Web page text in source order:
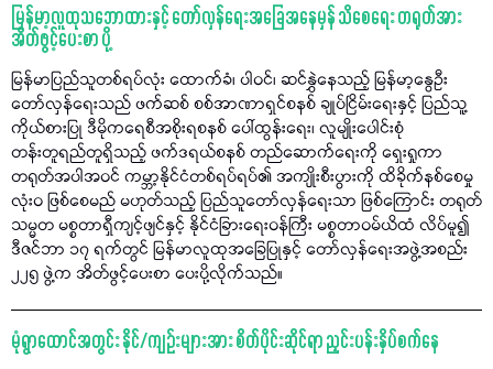
မြန်မာ့လူထုသဘောထားနှင့် တော်လှန်ရေးအခြေအနေမှန် သိစေရေး တရုတ်အား
အိတ်ဖွင့်ပေးစာ ပို့
မြန်မာပြည်သူတစ်ရပ်လုံး ထောက်ခံ၊ ပါဝင်၊ ဆင်နွှဲနေသည့် မြန်မာ့နွေဦး
တော်လှန်ရေးသည် ဖက်ဆစ် စစ်အာဏာရှင်စနစ် ချုပ်ငြိမ်းရေးနှင့် ပြည်သူ့
ကိုယ်စားပြု ဒီမိုကရေစီအစိုးရစနစ် ပေါ်ထွန်းရေး၊ လူမျိုးပေါင်းစုံ
တန်းတူရည်တူရှိသည့် ဖက်ဒရယ်စနစ် တည်ဆောက်ရေးကို ရှေးရှုကာ
တရုတ်အပါအဝင် ကမ္ဘာ့နိုင်ငံတစ်ရပ်ရပ်၏ အကျိုးစီးပွားကို ထိခိုက်နစ်စေမှု
လုံးဝ ဖြစ်စေမည် မဟုတ်သည့် ပြည်သူတော်လှန်ရေးသာ ဖြစ်ကြောင်း တရုတ်
သမ္မတ မစ္စတာရှီကျင့်ဖျင်နှင့် နိုင်ငံခြားရေးဝန်ကြီး မစ္စတာဝမ်ယိထံ လိပ်မူ၍
ဒီဇင်ဘာ ၁၇ ရက်တွင် မြန်မာလူထုအခြေပြုနှင့် တော်လှန်ရေးအဖွဲ့အစည်း
၂၂၅ ဖွဲ့က အိတ်ဖွင့်ပေးစာ ပေးပို့လိုက်သည်။
မုံရွာထောင်အတွင်း နိုင်/ကျဉ်းများအား စိတ်ပိုင်းဆိုင်ရာ ညှင်းပန်းနှိပ်စက်နေ